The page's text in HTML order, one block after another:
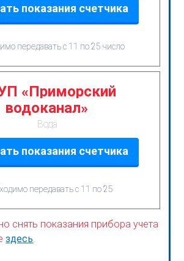
показания счетчика
передавать с 11 по 25 число
«Приморский
водоканал»
Вода
показания счетчика
передавать с 11 по 25
снять показания прибора учета
здесь